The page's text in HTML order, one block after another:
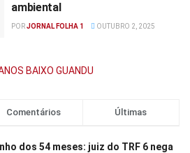
ambiental
PORJORNAL FOLHA 1 OUTUBRO 2, 2025
Comentários Últimas
dos 54 meses: juiz do TRF 6 nega